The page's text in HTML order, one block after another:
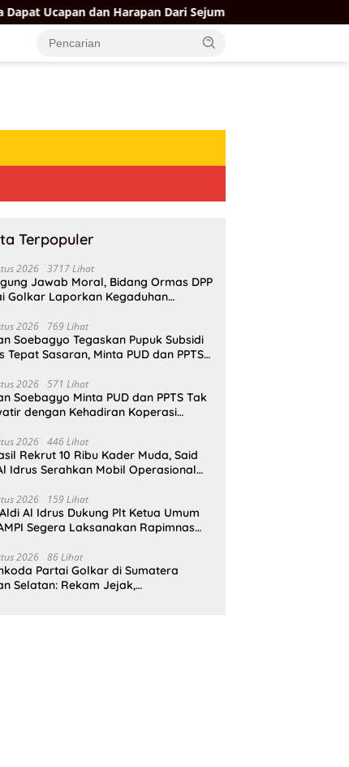
Harapan Dari Sejumlah Pengurus DPP Partai Golkar
Terpopuler
2026 3717 Lihat
Jawab Moral, Bidang Ormas DPP
Golkar Laporkan Kegaduhan
2026 769 Lihat
Soebagyo Tegaskan Pupuk Subsidi
Tepat Sasaran, Minta PUD dan PPTS
2026 571 Lihat
Soebagyo Minta PUD dan PPTS Tak
dengan Kehadiran Koperasi
2026 446 Lihat
Rekrut 10 Ribu Kader Muda, Said
Idrus Serahkan Mobil Operasional
2026 159 Lihat
Al Idrus Dukung Plt Ketua Umum
Segera Laksanakan Rapimnas
2026 86 Lihat
Partai Golkar di Sumatera
Selatan: Rekam Jejak,